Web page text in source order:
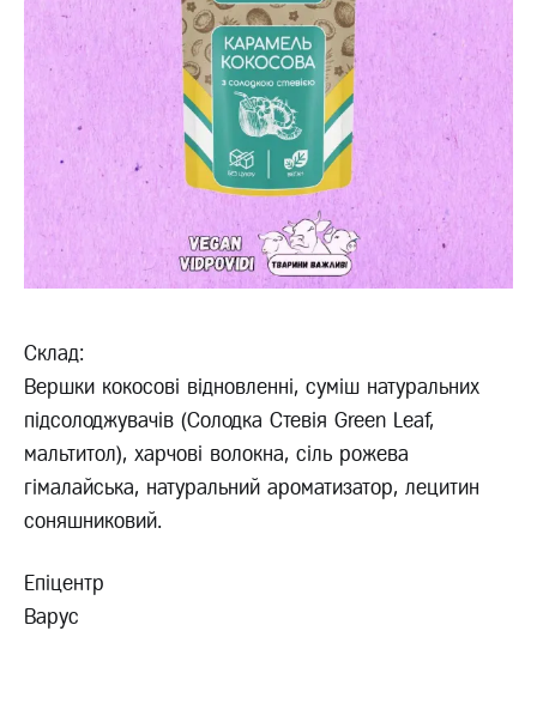
Склад:
Вершки кокосові відновленні, суміш натуральних
підсолоджувачів (Солодка Стевія Green Leaf,
мальтитол), харчові волокна, сіль рожева
гімалайська, натуральний ароматизатор, лецитин
соняшниковий.
Епіцентр
Варус